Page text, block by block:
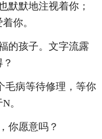
默默地注视着你；
你。
的孩子。文字流露
毛病等待修理，等你
。
你愿意吗？